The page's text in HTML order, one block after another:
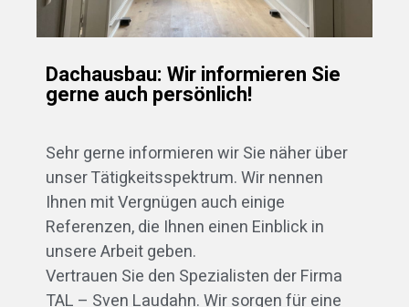
Dachausbau: Wir informieren Sie
gerne auch persönlich!
Sehr gerne informieren wir Sie näher über
unser Tätigkeitsspektrum. Wir nennen
Ihnen mit Vergnügen auch einige
Referenzen, die Ihnen einen Einblick in
unsere Arbeit geben.
Vertrauen Sie den Spezialisten der Firma
TAL – Sven Laudahn. Wir sorgen für eine